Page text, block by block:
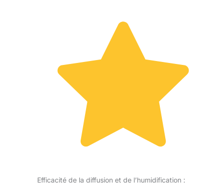
Efficacité de la diffusion et de l’humidification :